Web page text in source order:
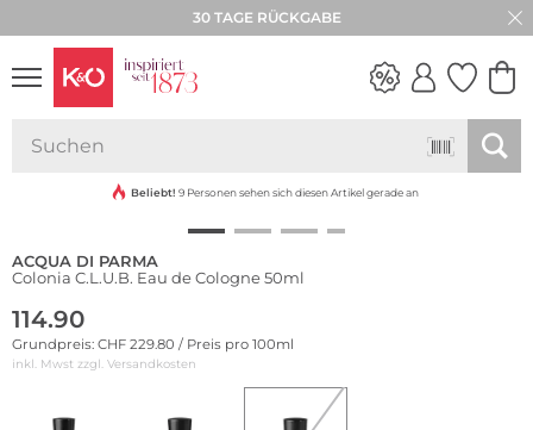
30 TAGE RÜCKGABE
Beliebt! 9 Personen sehen sich diesen Artikel gerade an
ACQUA DI PARMA
Colonia C.L.U.B. Eau de Cologne 50ml
114.90
Grundpreis: CHF 229.80 / Preis pro 100ml
inkl. Mwst zzgl. Versandkosten